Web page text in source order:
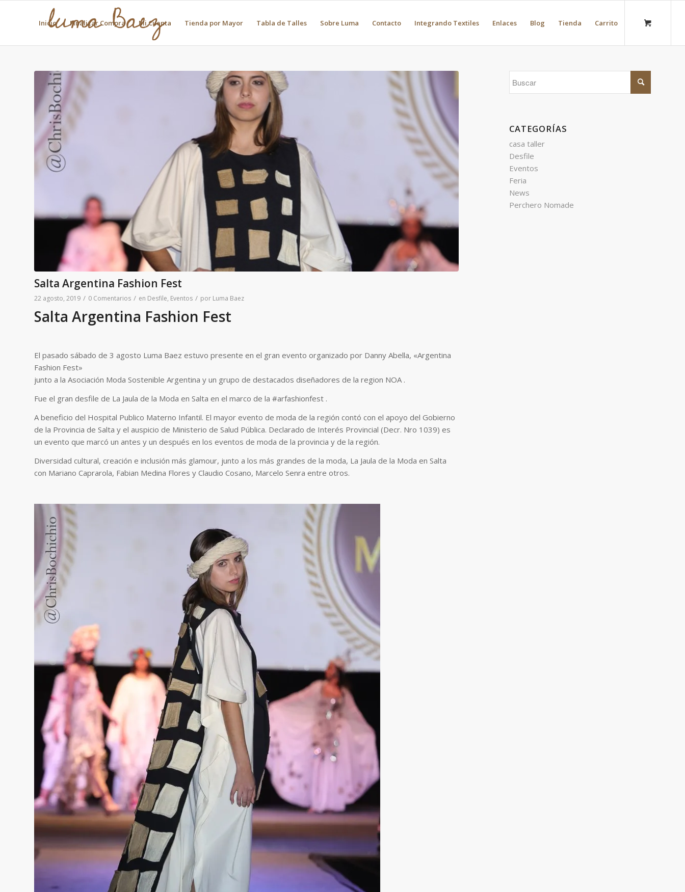
Inicio Finalizar Compra Mi Cuenta Tienda por Mayor Tabla de Talles Sobre Luma Contacto Integrando Textiles Enlaces Blog Tienda Carrito
Salta Argentina Fashion Fest
22 agosto, 2019 / 0 Comentarios / en Desfile, Eventos / por Luma Baez
Salta Argentina Fashion Fest
El pasado sábado de 3 agosto Luma Baez estuvo presente en el gran evento organizado por Danny Abella, «Argentina
Fashion Fest»
junto a la Asociación Moda Sostenible Argentina y un grupo de destacados diseñadores de la region NOA .
Fue el gran desfile de La Jaula de la Moda en Salta en el marco de la #arfashionfest .
A beneficio del Hospital Publico Materno Infantil. El mayor evento de moda de la región contó con el apoyo del Gobierno
de la Provincia de Salta y el auspicio de Ministerio de Salud Pública. Declarado de Interés Provincial (Decr. Nro 1039) es
un evento que marcó un antes y un después en los eventos de moda de la provincia y de la región.
Diversidad cultural, creación e inclusión más glamour, junto a los más grandes de la moda, La Jaula de la Moda en Salta
con Mariano Caprarola, Fabian Medina Flores y Claudio Cosano, Marcelo Senra entre otros.
CATEGORÍAS
casa taller
Desfile
Eventos
Feria
News
Perchero Nomade